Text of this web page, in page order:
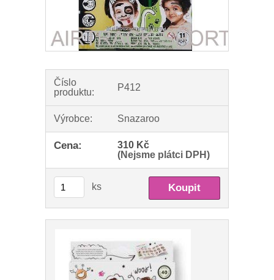
Číslo
produktu:
P412
Výrobce: Snazaroo
Cena:
310 Kč
(Nejsme plátci DPH)
ks